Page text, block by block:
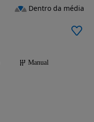
Manual
Dentro da média